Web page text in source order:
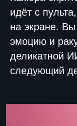
идёт с
на экране.
эмоцию и
деликатной
следующий